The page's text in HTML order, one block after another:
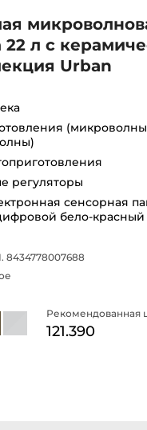
22 л с
Urban
регуляторы
сенсорная
бело-красный
8434778007688
Рекомендованная
121.390